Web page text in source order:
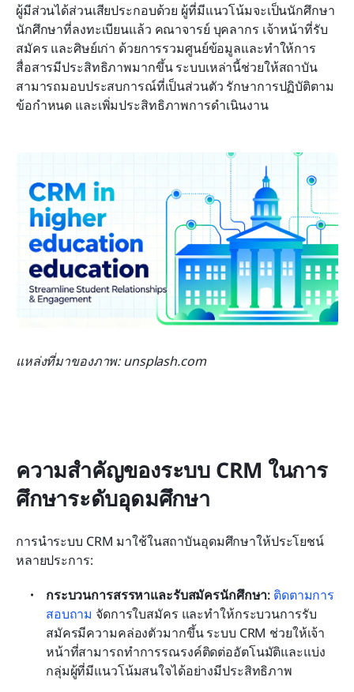
ผู้มีส่วนได้ส่วนเสียประกอบด้วย ผู้ที่มีแนวโน้มจะเป็นนักศึกษา
นักศึกษาที่ลงทะเบียนแล้ว คณาจารย์ บุคลากร เจ้าหน้าที่รับ
สมัคร และศิษย์เก่า ด้วยการรวมศูนย์ข้อมูลและทำให้การ
สื่อสารมีประสิทธิภาพมากขึ้น ระบบเหล่านี้ช่วยให้สถาบัน
สามารถมอบประสบการณ์ที่เป็นส่วนตัว รักษาการปฏิบัติตาม
ข้อกำหนด และเพิ่มประสิทธิภาพการดำเนินงาน
แหล่งที่มาของภาพ: unsplash.com
ความสำคัญของระบบ CRM ในการ
ศึกษาระดับอุดมศึกษา
การนำระบบ CRM มาใช้ในสถาบันอุดมศึกษาให้ประโยชน์
หลายประการ:
กระบวนการสรรหาและรับสมัครนักศึกษา: ติดตามการ
สอบถาม จัดการใบสมัคร และทำให้กระบวนการรับ
สมัครมีความคล่องตัวมากขึ้น ระบบ CRM ช่วยให้เจ้า
หน้าที่สามารถทำการรณรงค์ติดต่ออัตโนมัติและแบ่ง
กลุ่มผู้ที่มีแนวโน้มสนใจได้อย่างมีประสิทธิภาพ